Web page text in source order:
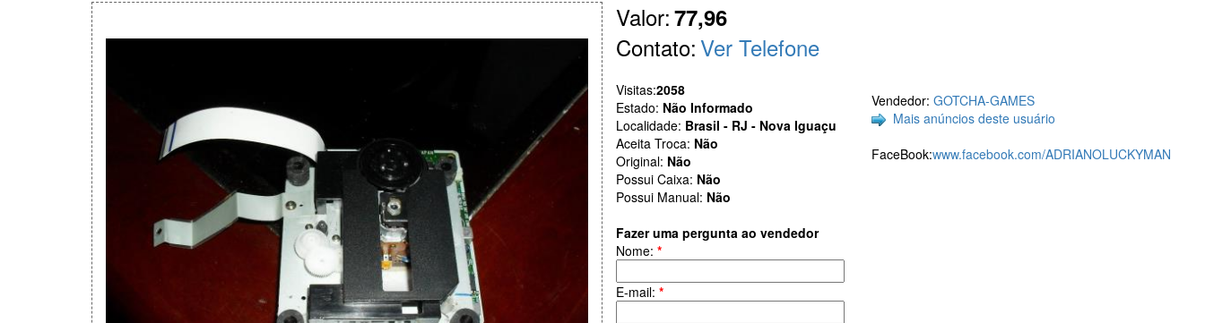
Valor:77,96
Contato:Ver Telefone
Visitas:2058
Estado: Não Informado
Localidade: Brasil - RJ - Nova Iguaçu
Aceita Troca: Não
Original: Não
Possui Caixa: Não
Possui Manual: Não
Fazer uma pergunta ao vendedor
Nome: *
E-mail: *
Vendedor: GOTCHA-GAMES
Mais anúncios deste usuário
FaceBook:www.facebook.com/ADRIANOLUCKYMAN